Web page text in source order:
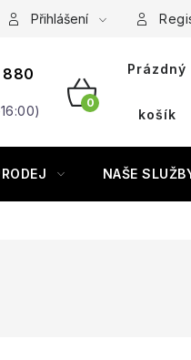
Přihlášení
880
NÁKUPNÍ
Prázdný
košík
NAŠE